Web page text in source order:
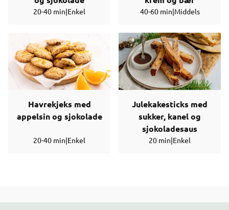
20-40 min|Enkel 40-60 min|Middels
Havrekjeks med
appelsin og sjokolade
20-40 min|Enkel
Julekakesticks med
sukker, kanel og
sjokoladesaus
20 min|Enkel